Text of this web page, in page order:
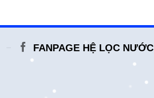
FANPAGE HỆ LỌC NƯỚC